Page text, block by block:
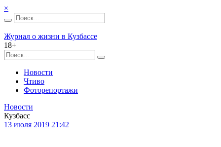
×
Журнал о жизни в Кузбассе
18+
Новости
Чтиво
Фоторепортажи
Новости
Кузбасс
13 июля 2019 21:42